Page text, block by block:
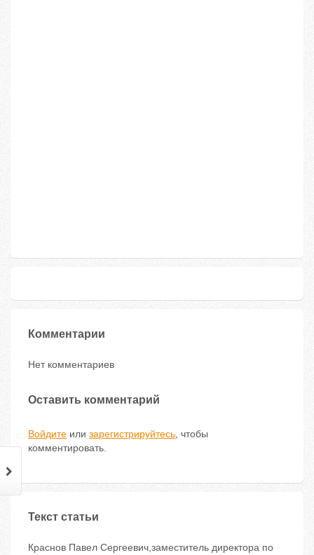
Комментарии
Нет комментариев
Оставить комментарий
Войдите или зарегистрируйтесь, чтобы
комментировать.
Текст статьи
Краснов Павел Сергеевич,заместитель директора по